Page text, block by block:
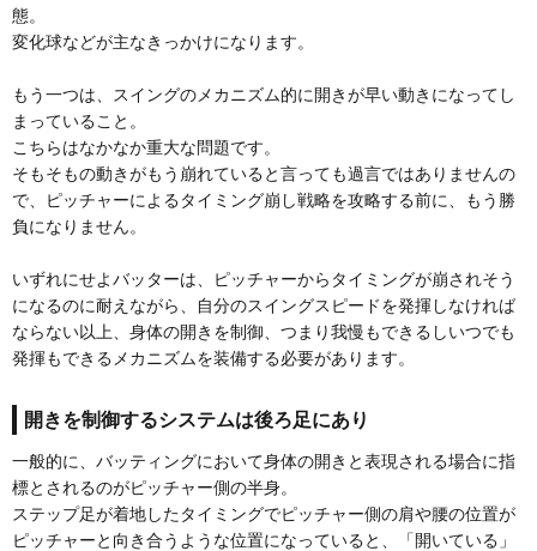
態。
変化球などが主なきっかけになります。
もう一つは、スイングのメカニズム的に開きが早い動きになってし
まっていること。
こちらはなかなか重大な問題です。
そもそもの動きがもう崩れていると言っても過言ではありませんの
で、ピッチャーによるタイミング崩し戦略を攻略する前に、もう勝
負になりません。
いずれにせよバッターは、ピッチャーからタイミングが崩されそう
になるのに耐えながら、自分のスイングスピードを発揮しなければ
ならない以上、身体の開きを制御、つまり我慢もできるしいつでも
発揮もできるメカニズムを装備する必要があります。
開きを制御するシステムは後ろ足にあり
一般的に、バッティングにおいて身体の開きと表現される場合に指
標とされるのがピッチャー側の半身。
ステップ足が着地したタイミングでピッチャー側の肩や腰の位置が
ピッチャーと向き合うような位置になっていると、「開いている」